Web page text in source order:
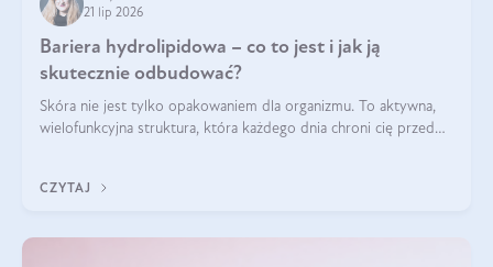
21 lip 2026
Bariera hydrolipidowa – co to jest i jak ją
skutecznie odbudować?
Skóra nie jest tylko opakowaniem dla organizmu. To aktywna,
wielofunkcyjna struktura, która każdego dnia chroni cię przed
bariera hydrolipidowa.
CZYTAJ